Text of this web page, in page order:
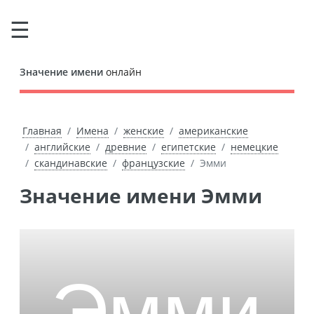
Значение имени онлайн
Главная Имена женские
американские
английские
древние египетские
немецкие
скандинавские
французские Эмми
Значение имени Эмми